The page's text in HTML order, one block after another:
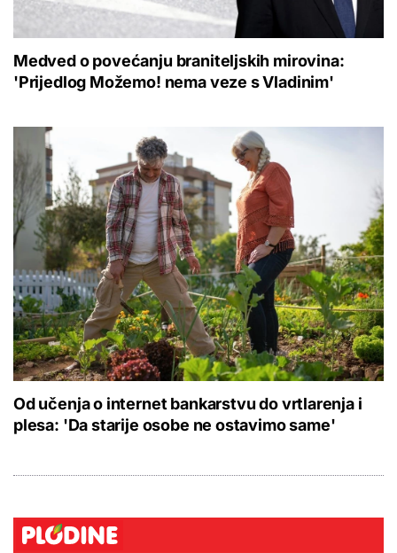
Medved o povećanju braniteljskih mirovina:
'Prijedlog Možemo! nema veze s Vladinim'
Od učenja o internet bankarstvu do vrtlarenja i
plesa: 'Da starije osobe ne ostavimo same'